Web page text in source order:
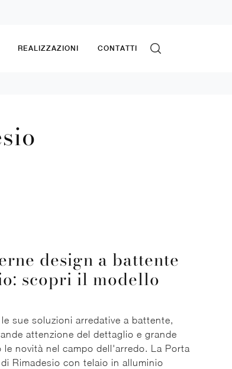
REALIZZAZIONI CONTATTI
design a battente
scopri il modello
sue soluzioni arredative a battente,
attenzione del dettaglio e grande
le novità nel campo dell'arredo. La Porta
Rimadesio con telaio in alluminio